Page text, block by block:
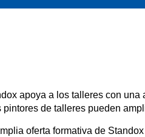
apoya a los talleres con una
pintores de talleres pueden
oferta formativa de